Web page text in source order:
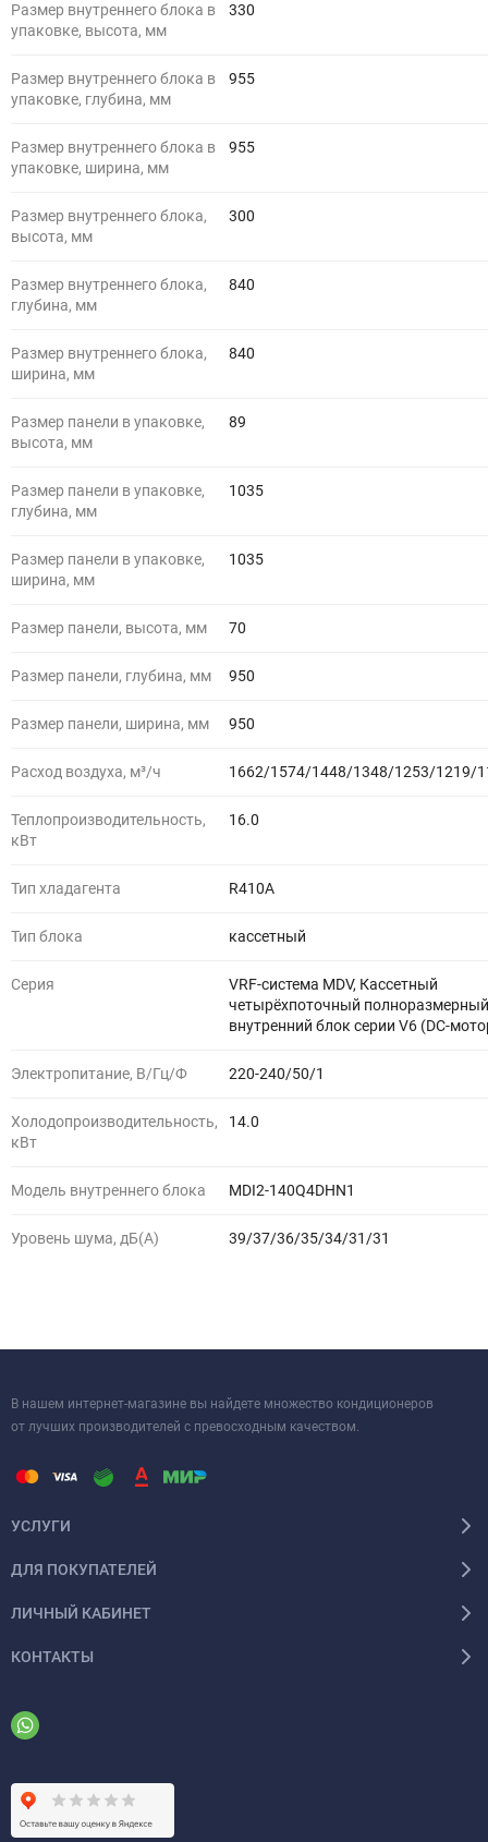
Размер внутреннего блока в
упаковке, высота, мм
330
Размер внутреннего блока в
упаковке, глубина, мм
955
Размер внутреннего блока в
упаковке, ширина, мм
955
Размер внутреннего блока,
высота, мм
300
Размер внутреннего блока,
глубина, мм
840
Размер внутреннего блока,
ширина, мм
840
Размер панели в упаковке,
высота, мм
89
Размер панели в упаковке,
глубина, мм
1035
Размер панели в упаковке,
ширина, мм
1035
Размер панели, высота, мм 70
Размер панели, глубина, мм 950
Размер панели, ширина, мм 950
Расход воздуха, м³/ч 1662/1574/1448/1348/1253/1219/
Теплопроизводительность,
кВт
16.0
Тип хладагента R410A
Тип блока кассетный
Серия
VRF-система MDV, Кассетный
четырёхпоточный полноразмерный
внутренний блок серии V6 (DC-
Электропитание, В/Гц/Ф 220-240/50/1
Холодопроизводительность,
кВт
14.0
Модель внутреннего блока MDI2-140Q4DHN1
Уровень шума, дБ(A) 39/37/36/35/34/31/31
В нашем интернет-магазине вы найдете множество кондиционеров
от лучших производителей с превосходным качеством.
УСЛУГИ
ДЛЯ ПОКУПАТЕЛЕЙ
ЛИЧНЫЙ КАБИНЕТ
КОНТАКТЫ